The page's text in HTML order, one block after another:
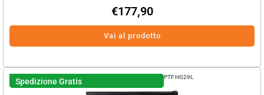
€177,90
Vai al prodotto
Spedizione Gratis PTFHG29L